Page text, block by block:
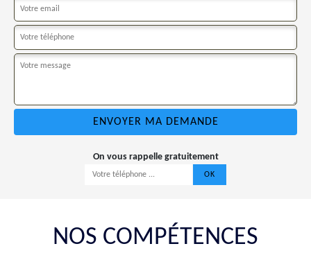
On vous rappelle gratuitement
NOS COMPÉTENCES